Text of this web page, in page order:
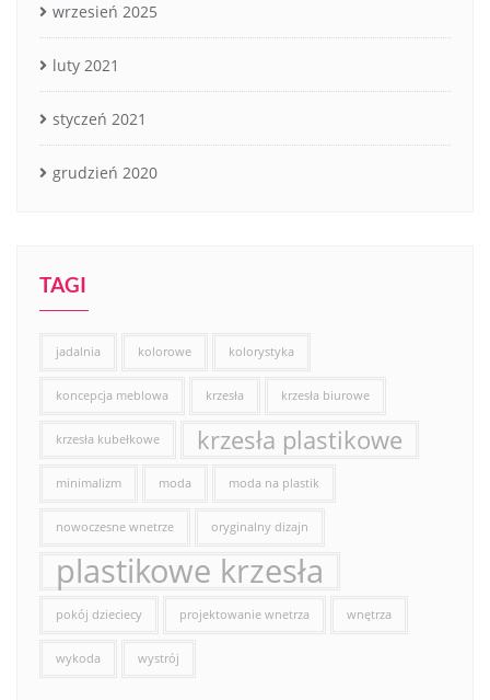
wrzesień 2025
luty 2021
styczeń 2021
grudzień 2020
TAGI
jadalnia kolorowe kolorystyka
koncepcja meblowa krzesła krzesła biurowe
krzesła kubełkowe krzesła plastikowe
minimalizm moda moda na plastik
nowoczesne wnetrze oryginalny dizajn
plastikowe krzesła
pokój dzieciecy projektowanie wnetrza wnętrza
wykoda wystrój